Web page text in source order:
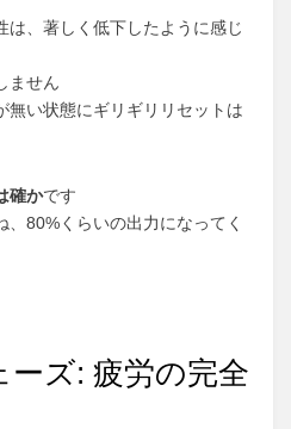
は、著しく低下したように感じ
ません
無い状態にギリギリリセットは
確かです
80%くらいの出力になってく
ーズ: 疲労の完全